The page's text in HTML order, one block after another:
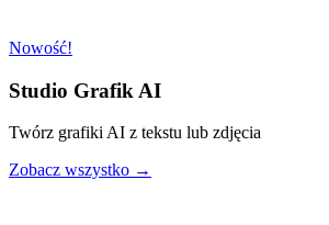
Nowość!
Studio Grafik AI
Twórz grafiki AI z tekstu lub zdjęcia
Zobacz wszystko →